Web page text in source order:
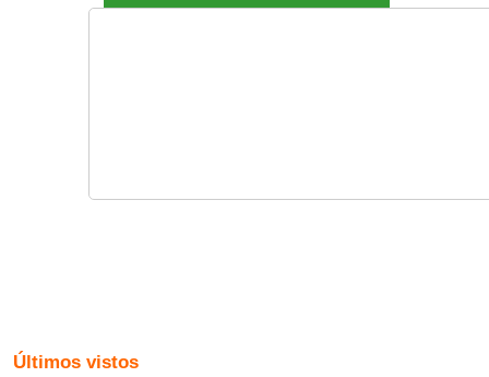
Últimos vistos